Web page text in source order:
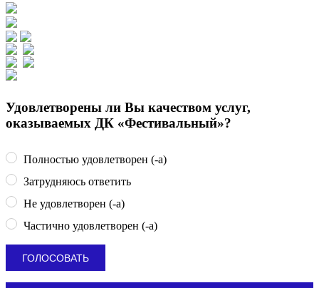
Удовлетворены ли Вы качеством услуг,
оказываемых ДК «Фестивальный»?
Полностью удовлетворен (-а)
Затрудняюсь ответить
Не удовлетворен (-а)
Частично удовлетворен (-а)